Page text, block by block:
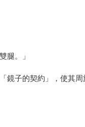
腿。」
鏡子的契約」，使其